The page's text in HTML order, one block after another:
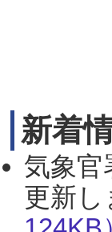
新着
気象官
更新し